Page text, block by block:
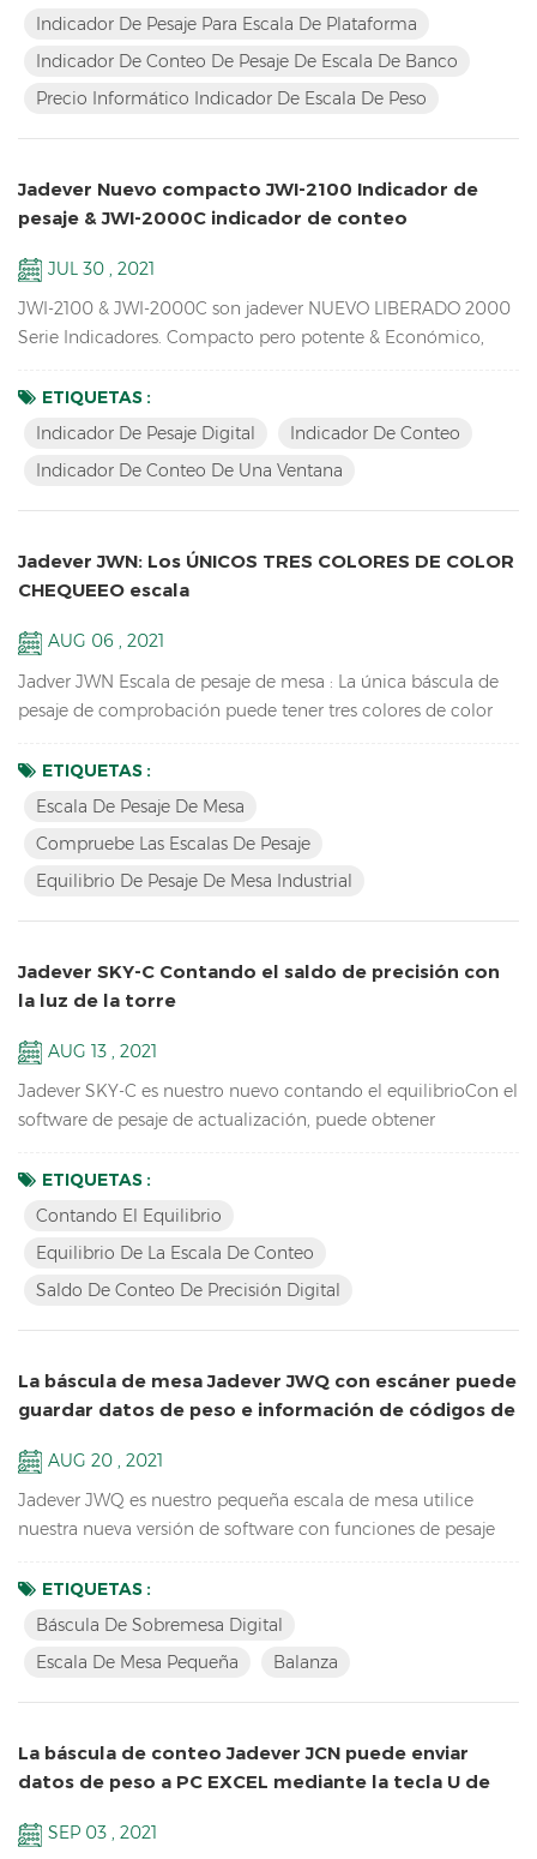
monitor Indicador-710 Indicador de pesaje solar -700s
Indicador De Pesaje Para Escala De Plataforma
Indicador De Conteo De Pesaje De Escala De Banco
Precio Informático Indicador De Escala De Peso
Jadever Nuevo compacto JWI-2100 Indicador de
pesaje & JWI-2000C indicador de conteo
JUL 30 , 2021
JWI-2100 & JWI-2000C son jadever NUEVO LIBERADO 2000
Serie Indicadores. Compacto pero potente & Económico,
exclusivo, conexiones externas ricas, idea para su uso en
producción, embalaje, almacén, inventario, envío y recepción
Indicador de pesaje digital con pilar de cobre de alta calidad,
c...
ETIQUETAS :
Indicador De Pesaje Digital
Indicador De Conteo
Indicador De Conteo De Una Ventana
Jadever JWN: Los ÚNICOS TRES COLORES DE COLOR
CHEQUEEO escala
AUG 06 , 2021
Jadver JWN Escala de pesaje de mesa : La única báscula de
pesaje de comprobación puede tener tres colores de color
LO, no es necesario conectarse a la Torre Luz. Clave
Características: Compruebe las escalas de pesajecon tres
Orange Tabletop Industrial Pesaje Escala de saldo Resolu...
ETIQUETAS :
Escala De Pesaje De Mesa
Compruebe Las Escalas De Pesaje
Equilibrio De Pesaje De Mesa Industrial
Jadever SKY-C Contando el saldo de precisión con
la luz de la torre
AUG 13 , 2021
Jadever SKY-C es nuestro nuevo contando el equilibrioCon el
software de pesaje de actualización, puede obtener
Comprobando con la luz de la torre, ideal para Embalaje.
Clave Características: alta resolución interna 1 / 600,000
equilibrioPantalla LCD con verde Retroiluminación baterí...
ETIQUETAS :
Contando El Equilibrio
Equilibrio De La Escala De Conteo
Saldo De Conteo De Precisión Digital
La báscula de mesa Jadever JWQ con escáner puede
guardar datos de peso e información de códigos de
AUG 20 , 2021
Jadever JWQ es nuestro pequeña escala de mesa utilice
nuestra nueva versión de software con funciones de pesaje
guardar datos de peso e información de códigos de barras en
U-disk con escáner. Características: Recuento de muestras
visualización de acumulación y borrado de acumulación ...
ETIQUETAS :
Báscula De Sobremesa Digital
Escala De Mesa Pequeña
Balanza
La báscula de conteo Jadever JCN puede enviar
datos de peso a PC EXCEL mediante la tecla U de
SEP 03 , 2021